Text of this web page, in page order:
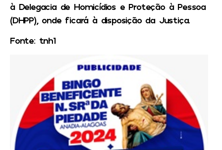
à Delegacia de Homicídios e Proteção à Pessoa
(DHPP), onde ficará à disposição da Justiça.
Fonte: tnh1